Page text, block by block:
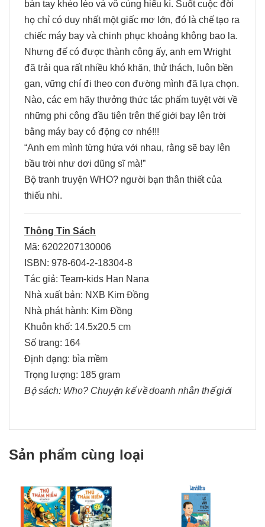
bàn tay khéo léo và vô cùng hiếu kì. Suốt cuộc đời
họ chỉ có duy nhất một giấc mơ lớn, đó là chế tạo ra
chiếc máy bay và chinh phục khoảng không bao la.
Nhưng để có được thành công ấy, anh em Wright
đã trải qua rất nhiều khó khăn, thử thách, luôn bền
gan, vững chí đi theo con đường mình đã lựa chọn.
Nào, các em hãy thưởng thức tác phẩm tuyệt vời về
những phi công đầu tiên trên thế giới bay lên trời
bằng máy bay có động cơ nhé!!!
“Anh em mình từng hứa với nhau, rằng sẽ bay lên
bầu trời như dơi dũng sĩ mà!”
Bộ tranh truyện WHO? người bạn thân thiết của
thiếu nhi.
Thông Tin Sách
Mã: 6202207130006
ISBN: 978-604-2-18304-8
Tác giả: Team-kids Han Nana
Nhà xuất bản: NXB Kim Đồng
Nhà phát hành: Kim Đồng
Khuôn khổ: 14.5x20.5 cm
Số trang: 164
Định dạng: bìa mềm
Trọng lượng: 185 gram
Bộ sách: Who? Chuyện kể về doanh nhân thế giới
Sản phẩm cùng loại